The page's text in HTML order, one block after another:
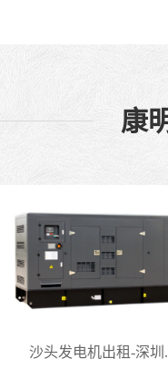
康
沙头发电机出租-深圳